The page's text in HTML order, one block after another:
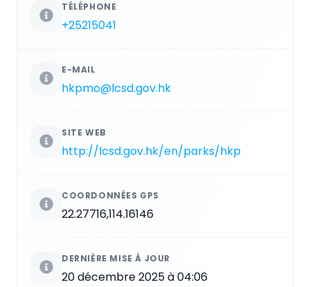
TÉLÉPHONE
+25215041
E-MAIL
hkpmo@lcsd.gov.hk
SITE WEB
http://lcsd.gov.hk/en/parks/hkp
COORDONNÉES GPS
22.27716,114.16146
DERNIÈRE MISE À JOUR
20 décembre 2025 à 04:06